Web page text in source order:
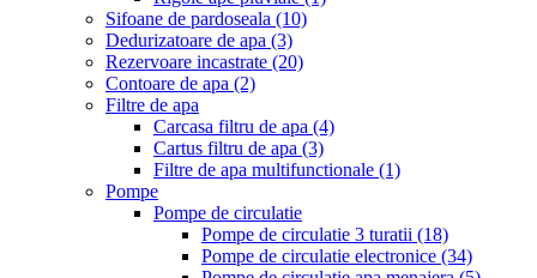
Sifoane de pardoseala (10)
Dedurizatoare de apa (3)
Rezervoare incastrate (20)
Contoare de apa (2)
Filtre de apa
Carcasa filtru de apa (4)
Cartus filtru de apa (3)
Filtre de apa multifunctionale (1)
Pompe
Pompe de circulatie
Pompe de circulatie 3 turatii (18)
Pompe de circulatie electronice (34)